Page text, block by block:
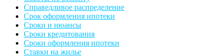
Справедливое распределение
Срок оформления ипотеки
Сроки и нюансы
Сроки кредитования
Сроки оформления ипотеки
Ставки на жилье